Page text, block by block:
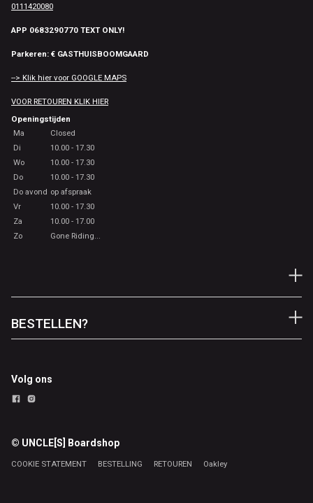
0111420080
APP 0683290770 TEXT ONLY!
Parkeren: € GASTHUISBOOMGAARD
--> Klik hier voor GOOGLE MAPS
VOOR RETOUREN KLIK HIER
Openingstijden
Ma
Closed
Di
10.00 - 17.30
Wo
10.00 - 17.30
Do
10.00 - 17.30
Do avond op afspraak
Vr
10.00 - 17.30
Za
10.00 - 17.00
Zo
Gone Riding...
BESTELLEN?
Volg ons
© UNCLE[S] Boardshop
COOKIE STATEMENT BESTELLING RETOUREN Oakley